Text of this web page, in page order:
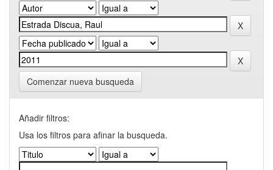
Comenzar nueva busqueda
Añadir filtros:
Usa los filtros para afinar la busqueda.